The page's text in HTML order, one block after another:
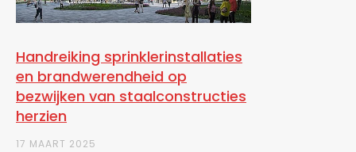
Handreiking sprinklerinstallaties
en brandwerendheid op
bezwijken van staalconstructies
herzien
17 MAART 2025